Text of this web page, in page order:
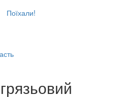
Поїхали!